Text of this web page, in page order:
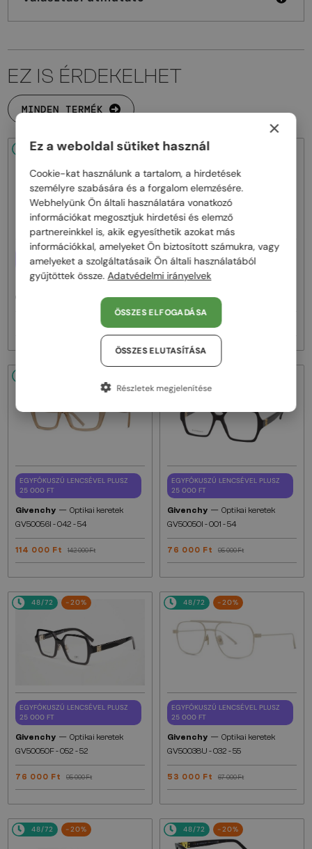
EZ IS ÉRDEKELHET
MINDEN TERMÉK
48/72 -20%
EGYFÓKUSZÚ LENCSÉVEL PLUSZ
25 000 FT
Givenchy — Optikai keretek
GV50039U - 028 - 55
48/72
— Napszemüvegek
153 000 Ft
EGYFÓKUSZÚ LENCSÉVEL PLUSZ
25 000 FT
Givenchy — Optikai keretek
GV50056I - 042 - 54
114 000 Ft 142 000 Ft
EGYFÓKUSZÚ LENCSÉVEL PLUSZ
25 000 FT
Givenchy — Optikai keretek
GV50050I - 001 - 54
76 000 Ft 95 000 Ft
48/72 -20%
EGYFÓKUSZÚ LENCSÉVEL PLUSZ
25 000 FT
Givenchy — Optikai keretek
GV50050F - 052 - 52
76 000 Ft 95 000 Ft
48/72 -20%
EGYFÓKUSZÚ LENCSÉVEL PLUSZ
25 000 FT
Givenchy — Optikai keretek
GV50038U - 032 - 55
53 000 Ft 67 000 Ft
48/72 -20% 48/72 -20%
×
Ez a weboldal sütiket használ
Cookie-kat használunk a tartalom, a hirdetések
személyre szabására és a forgalom elemzésére.
Webhelyünk Ön általi használatára vonatkozó
információkat megosztjuk hirdetési és elemző
partnereinkkel is, akik egyesíthetik azokat más
információkkal, amelyeket Ön biztosított számukra, vagy
amelyeket a szolgáltatásaik Ön általi használatából
gyűjtöttek össze. Adatvédelmi irányelvek
ÖSSZES ELFOGADÁSA
ÖSSZES ELUTASÍTÁSA
Részletek megjelenítése